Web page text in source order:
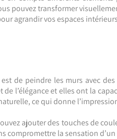
pouvez transformer
agrandir vos espaces
de peindre les murs avec
l’élégance et elles ont la
ce qui donne
ajouter des touches de
compromettre la sensation d’un